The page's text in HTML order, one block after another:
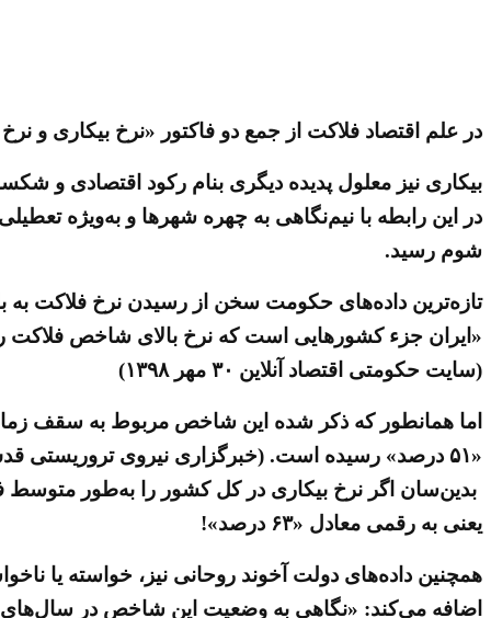
در علم اقتصاد فلاکت از جمع دو فاکتور «نرخ بیکاری و
بیکاری نیز معلول پدیده دیگری بنام رکود اقتصادی و
در این رابطه با نیم‌نگاهی به چهره شهرها و به‌ویژه
شوم رسید.
(سایت حکومتی اقتصاد آنلاین ۳۰ مهر ۱۳۹۸)
اما همانطور که ذکر شده این شاخص مربوط به سقف زمانی
«۵۱ درصد» رسیده است. (خبرگزاری نیروی تروریستی قدس، تسنیم / ۵ آبان ۱۳۹۸)
یعنی به رقمی معادل «۶۳ درصد»!
همچنین داده‌های دولت آخوند روحانی نیز، خواسته یا